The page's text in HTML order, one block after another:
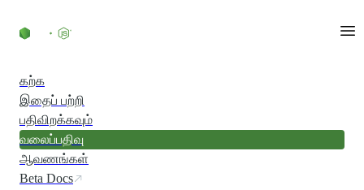
கற்க
இதைப் பற்றி
பதிவிறக்கவும்
வலைப்பதிவு
ஆவணங்கள்
Beta Docs